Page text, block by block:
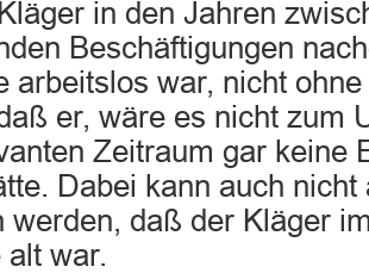
in den Jahren
Beschäftigungen
arbeitslos war, nicht
er, wäre es nicht zum
Zeitraum gar keine
Dabei kann auch
werden, daß der Kläger
alt war.